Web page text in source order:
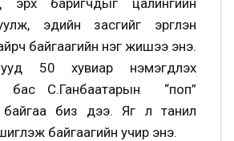
эдийн засгийг эргүүлэн
байгаагийн нэг жишээ энэ.
50 хувиар нэмэгдүүлэх
бас С.Ганбаатарын “поп”
биз дээ. Яг л танил
байгаагийн учир энэ.